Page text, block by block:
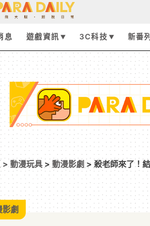
息 遊戲資訊 3C科技 新番
>動漫玩具 >動漫影劇 > 殺老師來了！
莉蓮》最新造景！木棉花「超動漫研
登場！
劇